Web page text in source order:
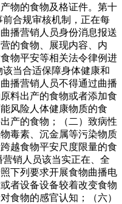
物的食物及格证件。第十
合规审核机制，正在每
播营销人员身份消息报送
的食物、展现内容、内
物平安等相关法令律例进
当合适保障身体健康和
播营销人员不得通过曲播
料出产的食物或者添加食
风险人体健康物质的食
产的食物；（二）致病性
毒素、沉金属等污染物质
越食物平安尺度限量的食
销人员该当实正在、全
下列要求开展食物曲播电
者设备设备较着改变食物
食物的感官认知；（六）